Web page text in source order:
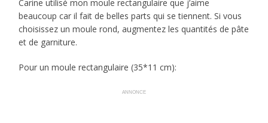
Carine utilisé mon moule rectangulaire que j’aime
beaucoup car il fait de belles parts qui se tiennent. Si vous
choisissez un moule rond, augmentez les quantités de pâte
et de garniture.
Pour un moule rectangulaire (35*11 cm):
ANNONCE